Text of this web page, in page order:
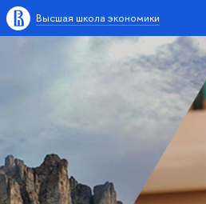
Высшая школа экономики